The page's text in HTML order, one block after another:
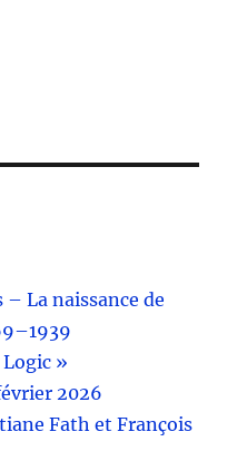
La naissance de
»
2026
Fath et François